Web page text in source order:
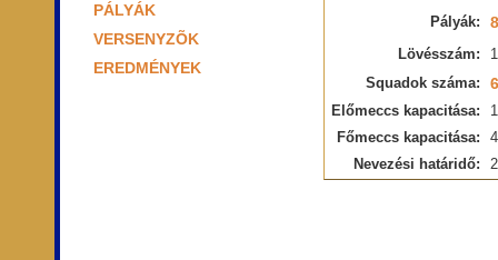
PÁLYÁK
VERSENYZÕK
EREDMÉNYEK
Pályák:
Lövésszám:
Squadok száma:
Előmeccs kapacitása:
Főmeccs kapacitása:
Nevezési határidő: